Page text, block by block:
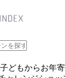
子どもからお年